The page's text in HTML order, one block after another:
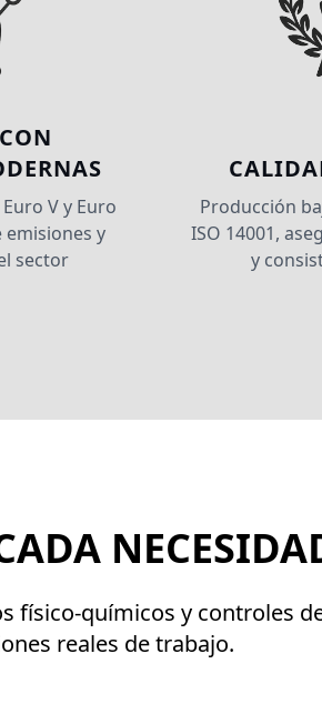
V y Euro
emisiones y
sector
Producción
ISO 14001,
y
físico-químicos y controles
reales de trabajo.